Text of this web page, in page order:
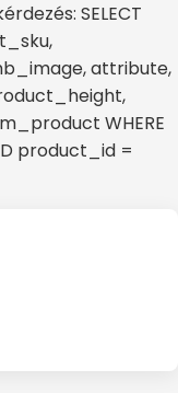
SELECT
attribute,
WHERE
product_id =